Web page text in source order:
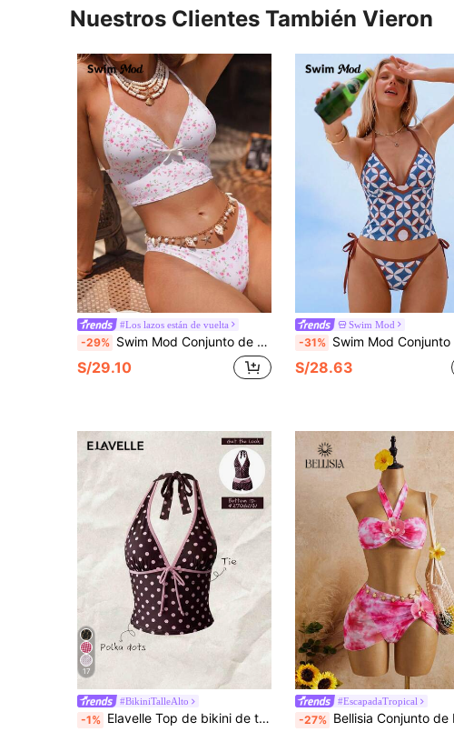
Nuestros Clientes También Vieron
#Los lazos están de vuelta
-29% Swim Mod Conjunto de 2 piezas de camiseta sin espalda con tirantes de espagueti y bikini con estampado floral rosa, acento de lazo blanco y estilo fresco de vacaciones de primavera/verano para mujer
S/29.10
Swim Mod
-31% Swim Mod Conjunto de tankini con estampado total para
S/28.63
17
#BikiniTalleAlto
-1% Elavelle Top de bikini de tirantes finos con lazo y estampado aleatorio para mujer, primavera/verano
#EscapadaTropical
-27% Bellisia Conjunto de bikini de playa sexy y elegante con diseño de estampado floral y flor 3D separada, talla grande salida de baño con protección solar, moda de